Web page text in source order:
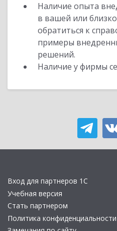
Наличие опыта
в вашей или
обратиться к
примеры
решений.
Наличие у фирмы
Вход для партнеров 1С
Учебная версия
Стать партнером
Политика конфиденциальности